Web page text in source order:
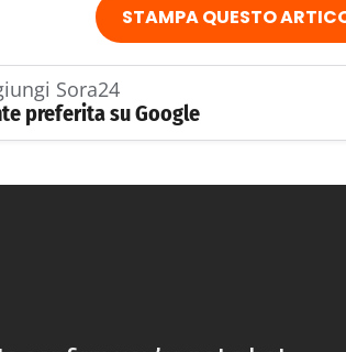
STAMPA QUESTO
Sora24
preferita su Google